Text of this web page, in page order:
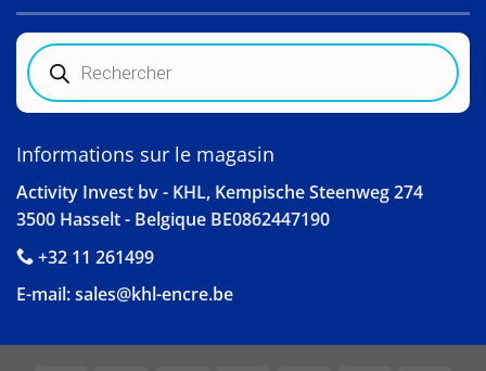
Recherche
de
produits
Informations sur le magasin
Activity Invest bv - KHL, Kempische Steenweg 274
3500 Hasselt - Belgique BE0862447190
+32 11 261499
E-mail:sales@khl-encre.be